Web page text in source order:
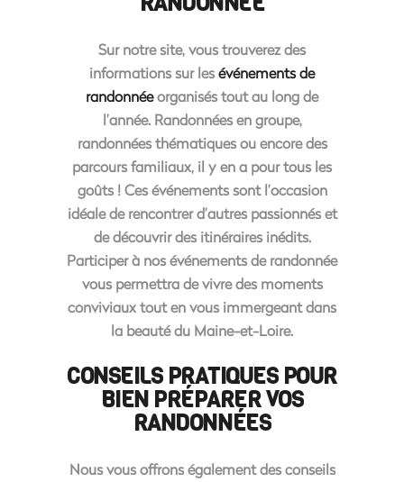
Sur notre site, vous trouverez des
informations sur lesévénements de
randonnéeorganisés tout au long de
l’année. Randonnées en groupe,
randonnées thématiquesou encore des
parcours familiaux, il y en a pour tous les
goûts ! Ces événements sont l’occasion
idéale de rencontrer d’autres passionnés et
de découvrir des itinéraires inédits.
Participer à nos événements de randonnée
vous permettra de vivre des moments
conviviaux tout en vous immergeant dans
la beauté du Maine-et-Loire.
CONSEILS PRATIQUES POUR
BIEN PRÉPARER VOS
RANDONNÉES
Nous vous offrons également des conseils